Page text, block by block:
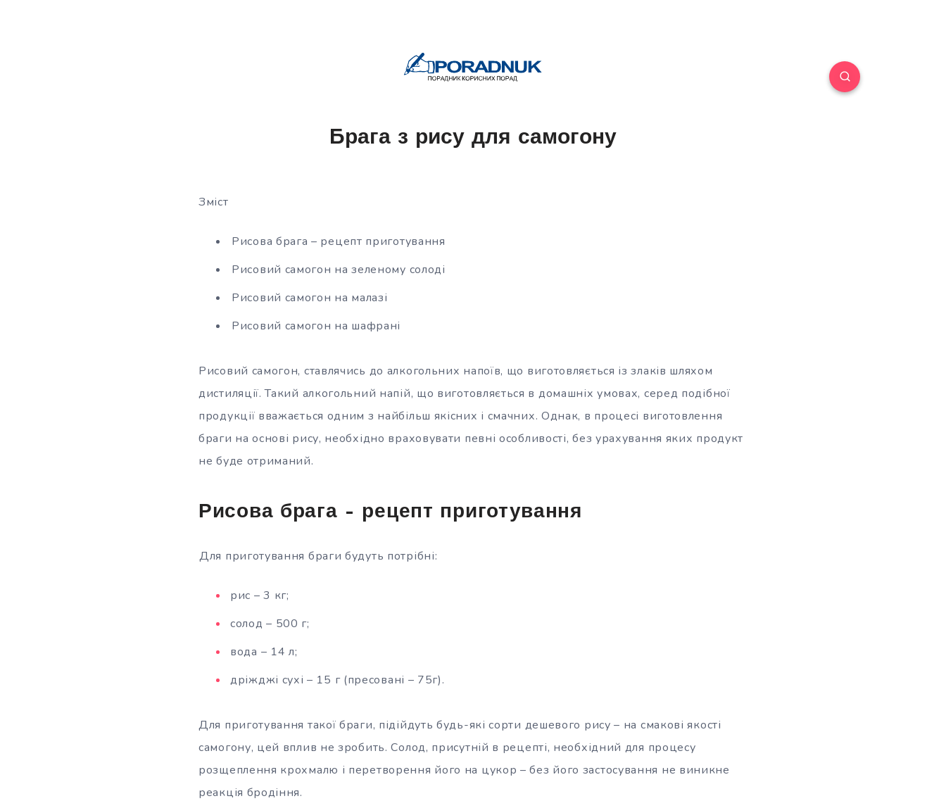
Брага з рису для самогону
Зміст
Рисова брага – рецепт приготування
Рисовий самогон на зеленому солоді
Рисовий самогон на малазі
Рисовий самогон на шафрані
Рисовий самогон, ставлячись до алкогольних напоїв, що виготовляється із злаків шляхом
дистиляції. Такий алкогольний напій, що виготовляється в домашніх умовах, серед подібної
продукції вважається одним з найбільш якісних і смачних. Однак, в процесі виготовлення
браги на основі рису, необхідно враховувати певні особливості, без урахування яких продукт
не буде отриманий.
Рисова брага – рецепт приготування
Для приготування браги будуть потрібні:
рис – 3 кг;
солод – 500 г;
вода – 14 л;
дріжджі сухі – 15 г (пресовані – 75г).
Для приготування такої браги, підійдуть будь-які сорти дешевого рису – на смакові якості
самогону, цей вплив не зробить. Солод, присутній в рецепті, необхідний для процесу
розщеплення крохмалю і перетворення його на цукор – без його застосування не виникне
реакція бродіння.